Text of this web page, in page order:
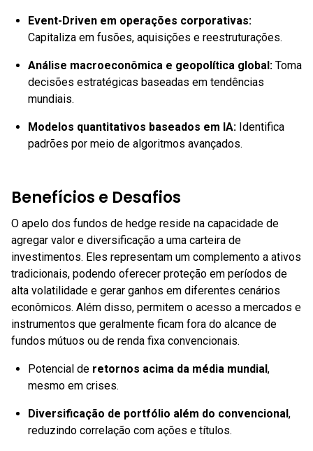
Event-Driven em operações corporativas:
Capitaliza em fusões, aquisições e reestruturações.
Análise macroeconômica e geopolítica global: Toma
decisões estratégicas baseadas em tendências
mundiais.
Modelos quantitativos baseados em IA: Identifica
padrões por meio de algoritmos avançados.
Benefícios e Desafios
O apelo dos fundos de hedge reside na capacidade de
agregar valor e diversificação a uma carteira de
investimentos. Eles representam um complemento a ativos
tradicionais, podendo oferecer proteção em períodos de
alta volatilidade e gerar ganhos em diferentes cenários
econômicos. Além disso, permitem o acesso a mercados e
instrumentos que geralmente ficam fora do alcance de
fundos mútuos ou de renda fixa convencionais.
Potencial de retornos acima da média mundial,
mesmo em crises.
Diversificação de portfólio além do convencional,
reduzindo correlação com ações e títulos.